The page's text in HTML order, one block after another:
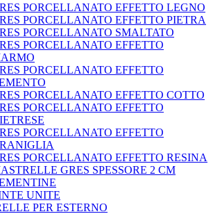
PORCELLANATO EFFETTO LEGNO
PORCELLANATO EFFETTO PIETRA
PORCELLANATO SMALTATO
PORCELLANATO EFFETTO
PORCELLANATO EFFETTO
PORCELLANATO EFFETTO COTTO
PORCELLANATO EFFETTO
PORCELLANATO EFFETTO
PORCELLANATO EFFETTO RESINA
GRES SPESSORE 2 CM
UNITE
PER ESTERNO